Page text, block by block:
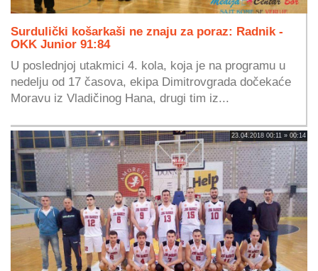
Surdulički košarkaši ne znaju za poraz: Radnik -
OKK Junior 91:84
U poslednjoj utakmici 4. kola, koja je na programu u
nedelju od 17 časova, ekipa Dimitrovgrada dočekaće
Moravu iz Vladičinog Hana, drugi tim iz...
23.04.2018 00:11 » 00:14